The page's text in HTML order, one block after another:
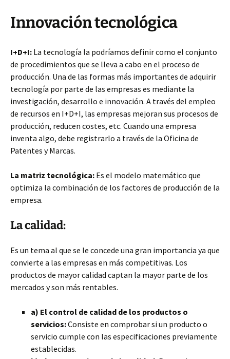
Innovación tecnológica
I+D+I: La tecnología la podríamos definir como el conjunto
de procedimientos que se lleva a cabo en el proceso de
producción. Una de las formas más importantes de adquirir
tecnología por parte de las empresas es mediante la
investigación, desarrollo e innovación. A través del empleo
de recursos en I+D+I, las empresas mejoran sus procesos de
producción, reducen costes, etc. Cuando una empresa
inventa algo, debe registrarlo a través de la Oficina de
Patentes y Marcas.
La matriz tecnológica: Es el modelo matemático que
optimiza la combinación de los factores de producción de la
empresa.
La calidad:
Es un tema al que se le concede una gran importancia ya que
convierte a las empresas en más competitivas. Los
productos de mayor calidad captan la mayor parte de los
mercados y son más rentables.
a) El control de calidad de los productos o
servicios:Consiste en comprobar si un producto o
servicio cumple con las especificaciones previamente
establecidas.